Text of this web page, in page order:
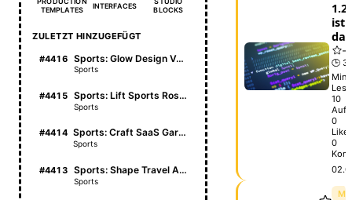
TEMPLATES
INTERFACES
BLOCKS
ZULETZT HINZUGEFÜGT
#4416 Sports: Glow Design Vault
Sports
#4415 Sports: Lift Sports Roster
Sports
#4414 Sports: Craft SaaS Garden
Sports
#4413 Sports: Shape Travel Atlas
Sports
ist
da
🕒 3
Min.
10
0
0